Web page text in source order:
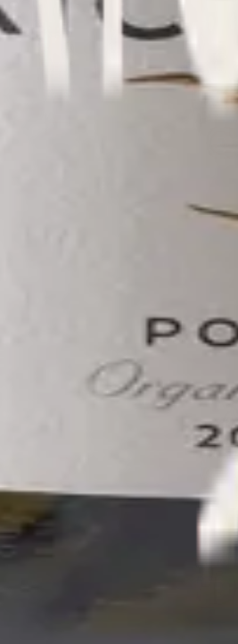
radost sunčanog dana kroz
radost sunčanog dana kroz
u toplini svog doma, vi postajete dio